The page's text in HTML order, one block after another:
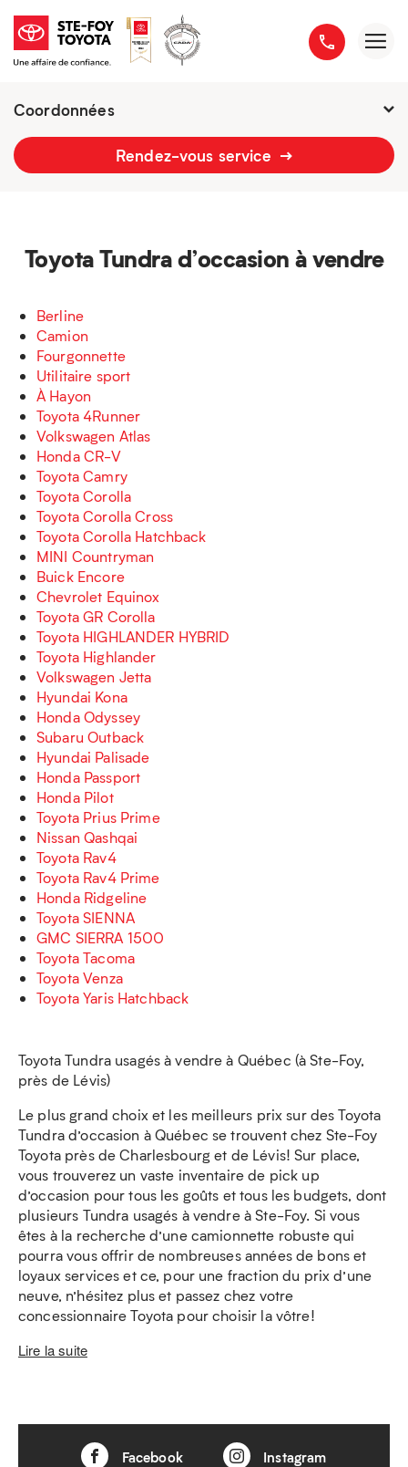
Coordonnées
7h - 18h
Rendez-vous service
Toyota Tundra d’occasion à vendre
Berline
Camion
Fourgonnette
Utilitaire sport
À Hayon
Toyota 4Runner
Volkswagen Atlas
Honda CR-V
Toyota Camry
Toyota Corolla
Toyota Corolla Cross
Toyota Corolla Hatchback
MINI Countryman
Buick Encore
Chevrolet Equinox
Toyota GR Corolla
Toyota HIGHLANDER HYBRID
Toyota Highlander
Volkswagen Jetta
Hyundai Kona
Honda Odyssey
Subaru Outback
Hyundai Palisade
Honda Passport
Honda Pilot
Toyota Prius Prime
Nissan Qashqai
Toyota Rav4
Toyota Rav4 Prime
Honda Ridgeline
Toyota SIENNA
GMC SIERRA 1500
Toyota Tacoma
Toyota Venza
Toyota Yaris Hatchback
Toyota Tundra usagés à vendre à Québec (à Ste-Foy,
près de Lévis)
Le plus grand choix et les meilleurs prix sur des Toyota
Tundra d’occasion à Québec se trouvent chez Ste-Foy
Toyota près de Charlesbourg et de Lévis! Sur place,
vous trouverez un vaste inventaire de pick up
d’occasion pour tous les goûts et tous les budgets, dont
plusieurs Tundra usagés à vendre à Ste-Foy. Si vous
êtes à la recherche d’une camionnette robuste qui
pourra vous offrir de nombreuses années de bons et
loyaux services et ce, pour une fraction du prix d’une
neuve, n’hésitez plus et passez chez votre
concessionnaire Toyota pour choisir la vôtre!
Lire la suite
Facebook Instagram